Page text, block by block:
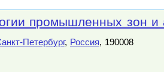
промышленных зон
Петербург, Россия, 190008